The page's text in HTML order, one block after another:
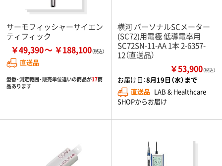
サーモフィッシャーサイエン
ティフィック
￥49,390 ￥188,100
直送品
型番・測定範囲・販売単位違いの商品が17商
品あります
横河 パーソナルSCメーター
(SC72)用電極 低導電率用
SC72SN-11-AA 1本 2-6357-
12（直送品）
￥53,900（税込）
お届け日：8月19日（水）まで
直送品 LAB & Healthcare
SHOPからお届け